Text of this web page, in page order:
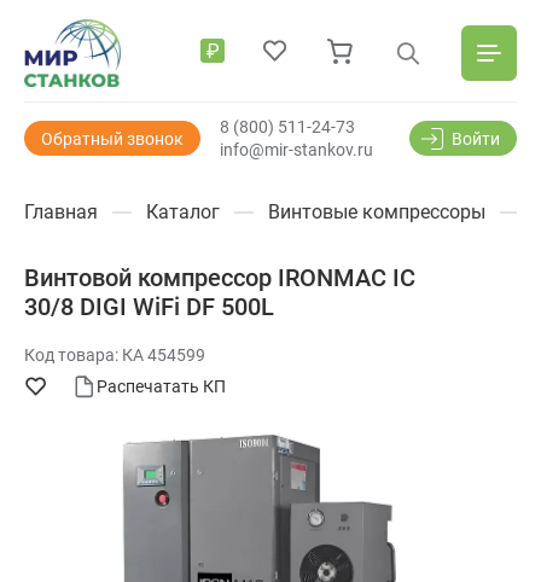
₽
Обратный звонок
info@mir-stankov.ru
8 (800) 511-24-73
Войти
Главная Каталог Винтовые компрессоры
Винтовой компрессор IRONMAC IC
30/8 DIGI WiFi DF 500L
Код товара: КА 454599
Распечатать КП